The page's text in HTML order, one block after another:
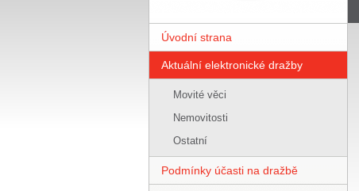
Úvodní strana
Aktuální elektronické dražby
Movité věci
Nemovitosti
Ostatní
Podmínky účasti na dražbě